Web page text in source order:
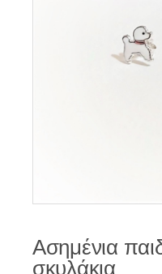
Ασημένια
σκυλάκια